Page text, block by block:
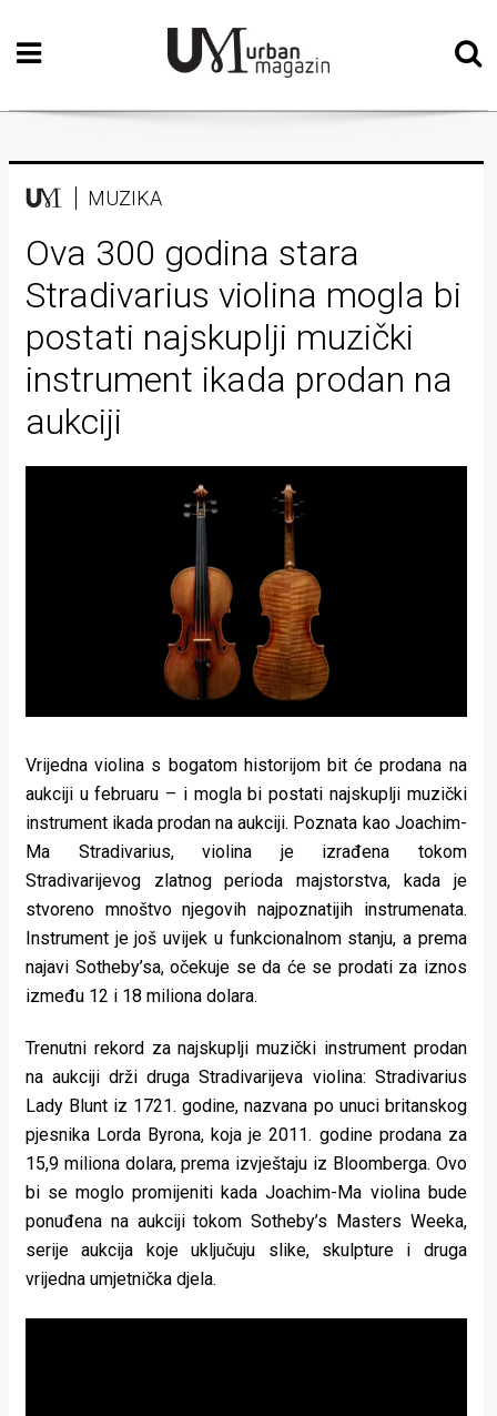
Početna
Vizualne
Teatar
Književnost
Muzika
Film
Intervju
Kolumne
Kultura
Život
pokretu
koje
Urban
Places
Aktivizam
Aktuelnosti
Promo
About
MUZIKA
Ova 300 godina stara
Stradivarius violina mogla bi
postati najskuplji muzički
instrument ikada prodan na
aukciji
Vrijedna violina s bogatom historijom bit će prodana na
aukciji u februaru – i mogla bi postati najskuplji muzički
instrument ikada prodan na aukciji. Poznata kao Joachim-
Ma Stradivarius, violina je izrađena tokom
Stradivarijevog zlatnog perioda majstorstva, kada je
stvoreno mnoštvo njegovih najpoznatijih instrumenata.
Instrument je još uvijek u funkcionalnom stanju, a prema
najavi Sotheby’sa, očekuje se da će se prodati za iznos
između 12 i 18 miliona dolara.
Trenutni rekord za najskuplji muzički instrument prodan
na aukciji drži druga Stradivarijeva violina: Stradivarius
Lady Blunt iz 1721. godine, nazvana po unuci britanskog
pjesnika Lorda Byrona, koja je 2011. godine prodana za
15,9 miliona dolara, prema izvještaju iz Bloomberga. Ovo
bi se moglo promijeniti kada Joachim-Ma violina bude
ponuđena na aukciji tokom Sotheby’s Masters Weeka,
serije aukcija koje uključuju slike, skulpture i druga
vrijedna umjetnička djela.